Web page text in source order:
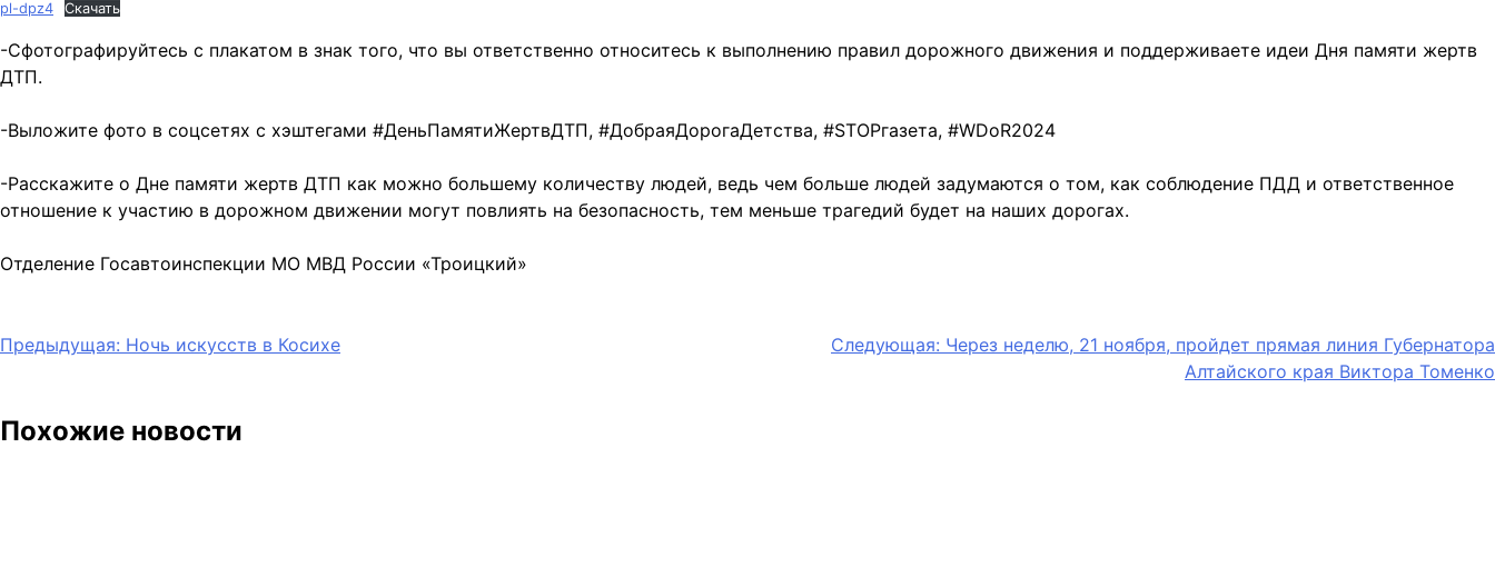
pl-dpz4
Скачать
-Сфотографируйтесь с плакатом в знак того, что вы ответственно относитесь к выполнению правил дорожного движения и поддерживаете идеи Дня памяти жертв
ДТП.
-Выложите фото в соцсетях с хэштегами #ДеньПамятиЖертвДТП, #ДобраяДорогаДетства, #STOPгазета, #WDoR2024
-Расскажите о Дне памяти жертв ДТП как можно большему количеству людей, ведь чем больше людей задумаются о том, как соблюдение ПДД и ответственное
отношение к участию в дорожном движении могут повлиять на безопасность, тем меньше трагедий будет на наших дорогах.
Отделение Госавтоинспекции МО МВД России «Троицкий»
Навигация
записям
Предыдущая: Ночь искусств в Косихе Следующая: Через неделю, 21 ноября, пройдет прямая линия Губернатора
Алтайского края Виктора Томенко
Похожие новости